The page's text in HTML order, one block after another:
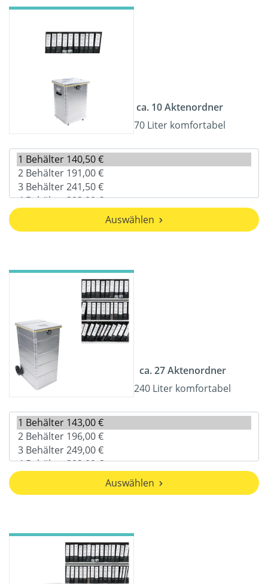
ca. 10 Aktenordner
70 Liter komfortabel
Auswählen
ca. 27 Aktenordner
240 Liter komfortabel
Auswählen